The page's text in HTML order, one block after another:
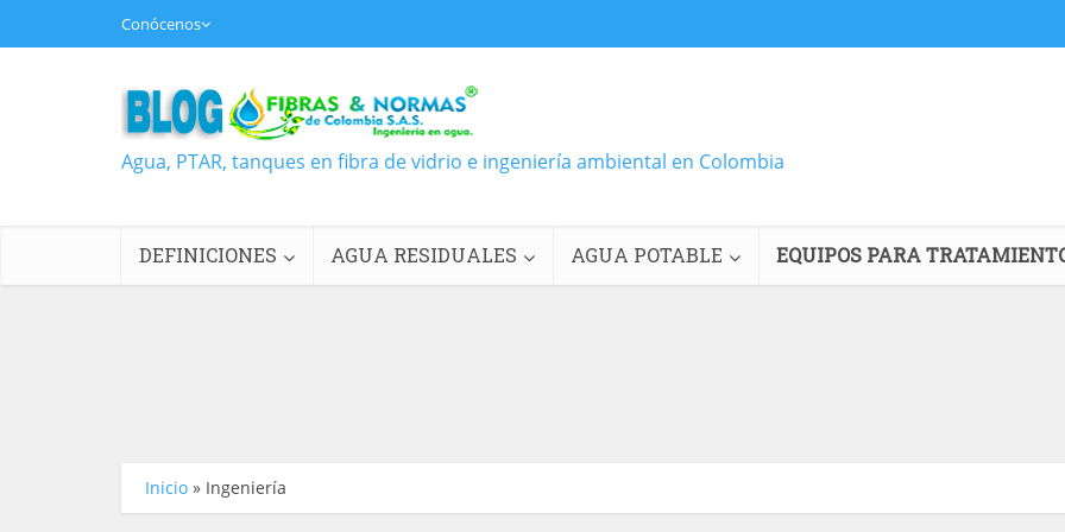
Conócenos
Agua, PTAR, tanques en fibra de vidrio e ingeniería ambiental en Colombia
DEFINICIONES AGUA RESIDUALES AGUA POTABLE EQUIPOS PARA
Inicio » Ingeniería